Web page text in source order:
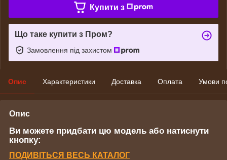
Купити з
Що таке купити з Пром?
Замовлення під захистом
Опис Характеристики Доставка Оплата Умови
Опис
Ви можете придбати цю модель або натиснути
кнопку:
ПОДИВІТЬСЯ ВЕСЬ КАТАЛОГ